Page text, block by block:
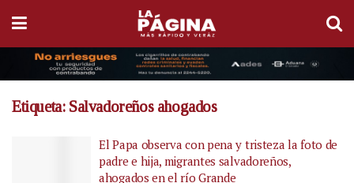
Etiqueta: Salvadoreños ahogados
El Papa observa con pena y tristeza la foto de
padre e hija, migrantes salvadoreños,
ahogados en el río Grande